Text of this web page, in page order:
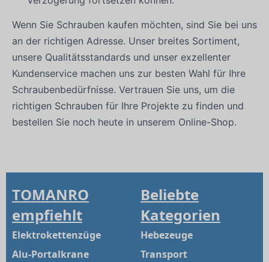
Wenn Sie Schrauben kaufen möchten, sind Sie bei uns
an der richtigen Adresse. Unser breites Sortiment,
unsere Qualitätsstandards und unser exzellenter
Kundenservice machen uns zur besten Wahl für Ihre
Schraubenbedürfnisse. Vertrauen Sie uns, um die
richtigen Schrauben für Ihre Projekte zu finden und
bestellen Sie noch heute in unserem Online-Shop.
TOMANRO
empfiehlt
Elektrokettenzüge
Alu-Portalkrane
Beliebte
Kategorien
Hebezeuge
Transport